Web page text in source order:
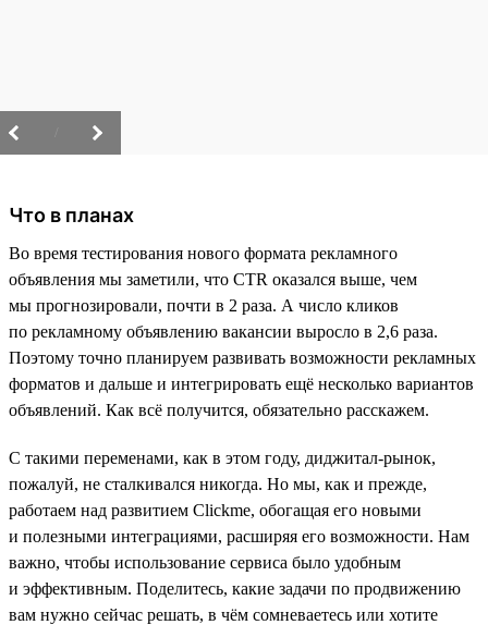
Что в планах
Во время тестирования нового формата рекламного
объявления мы заметили, что CTR оказался выше, чем
мы прогнозировали, почти в 2 раза. А число кликов
по рекламному объявлению вакансии выросло в 2,6 раза.
Поэтому точно планируем развивать возможности рекламных
форматов и дальше и интегрировать ещё несколько вариантов
объявлений. Как всё получится, обязательно расскажем.
С такими переменами, как в этом году, диджитал-рынок,
пожалуй, не сталкивался никогда. Но мы, как и прежде,
работаем над развитием Clickme, обогащая его новыми
и полезными интеграциями, расширяя его возможности. Нам
важно, чтобы использование сервиса было удобным
и эффективным. Поделитесь, какие задачи по продвижению
вам нужно сейчас решать, в чём сомневаетесь или хотите